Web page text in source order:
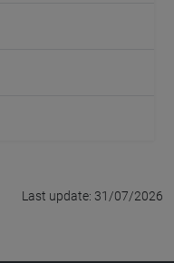
Last update: 31/07/2026